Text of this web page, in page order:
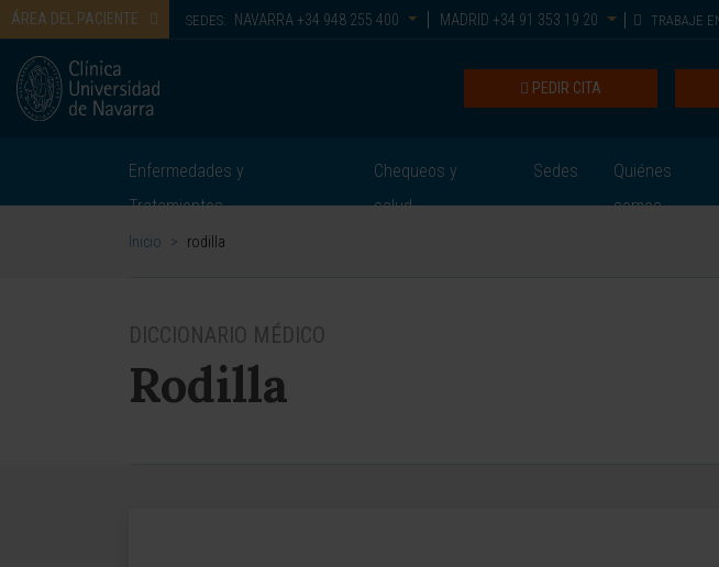
ÁREA DEL PACIENTE SEDES: NAVARRA +34 948 255 400 MADRID +34 91 353 19 20 TRABAJE
PEDIR CITA
Enfermedades y
Tratamientos
Chequeos y
salud
Sedes
Quiénes
somos
Inicio > rodilla
DICCIONARIO MÉDICO
Rodilla